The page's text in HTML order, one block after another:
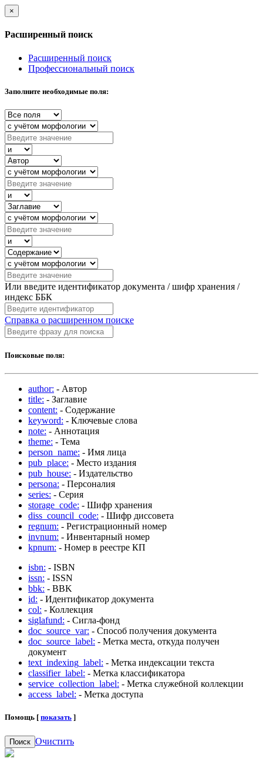
×
Расширенный поиск
Расширенный поиск
Профессиональный поиск
Заполните необходимые поля:
Или введите идентификатор документа / шифр хранения /
индекс ББК
Справка о расширенном поиске
Поисковые поля:
author: - Автор
title: - Заглавие
content: - Содержание
keyword: - Ключевые слова
note: - Аннотация
theme: - Тема
person_name: - Имя лица
pub_place: - Место издания
pub_house: - Издательство
persona: - Персоналия
series: - Серия
storage_code: - Шифр хранения
diss_council_code: - Шифр диссовета
regnum: - Регистрационный номер
invnum: - Инвентарный номер
kpnum: - Номер в реестре КП
isbn: - ISBN
issn: - ISSN
bbk: - BBK
id: - Идентификатор документа
col: - Коллекция
siglafund: - Сигла-фонд
doc_source_var: - Способ получения документа
doc_source_label: - Метка места, откуда получен
документ
text_indexing_label: - Метка индексации текста
classifier_label: - Метка классификатора
service_collection_label: - Метка служебной коллекции
access_label: - Метка доступа
Помощь [ показать ]
Поиск Очистить